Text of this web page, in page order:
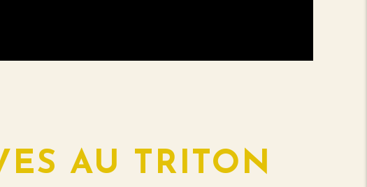
AU TRITON